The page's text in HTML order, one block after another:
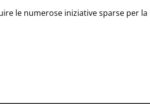
le numerose iniziative sparse per la